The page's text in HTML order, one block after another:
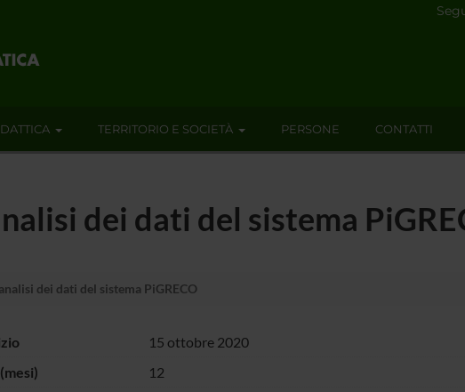
TERRITORIO E SOCIETÀ PERSONE CONTATTI
dei dati del sistema
dei dati del sistema PiGRECO
15 ottobre 2020
12